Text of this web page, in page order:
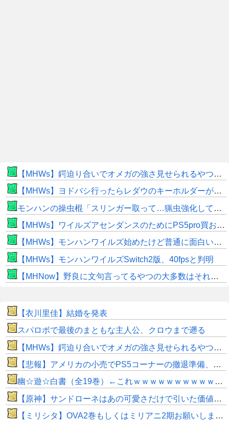
【MHWs】鍔迫り合いでオメガの強さ見せられるやつ一番すき
【MHWs】ヨドバシ行ったらレダウのキーホルダーが100円で売ってて草
モンハンの操虫棍「スリンガー取って…猟虫強化して…エキス取って… よし、戦うぞ」←これ
【MHWs】ワイルズアセンダンスのためにPS5pro買おうとしたら転売価格ばかりじゃねーか
【MHWs】モンハンワイルズ始めたけど普通に面白いじゃん
【MHWs】モンハンワイルズSwitch2版、40fpsと判明
【MHNow】野良に文句言ってるやつの大多数はそれしてないだけの雑魚だから聞く耳持つだけムダよ
【衣川里佳】結婚を発表
スパロボで最後のまともな主人公、クロウまで遡る
【MHWs】鍔迫り合いでオメガの強さ見せられるやつ一番すき
【悲報】アメリカの小売でPS5コーナーの撤退準備、はじまる
幽☆遊☆白書（全19巻）←これｗｗｗｗｗｗｗｗｗｗｗｗｗｗ
【原神】サンドローネはあの可愛さだけで引いた価値ある！
【ミリシタ】OVA2巻もしくはミリアニ2期お願いします🙏